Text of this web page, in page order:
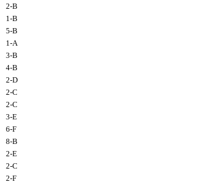
2-B
1-B
5-B
1-A
3-B
4-B
2-D
2-C
2-C
3-E
6-F
8-B
2-E
2-C
2-F